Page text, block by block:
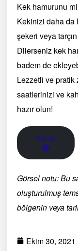
Kek hamurunu
Kekinizi daha da
şekeri veya
Dilerseniz kek
badem de
Lezzetli ve pratik
saatlerinizi ve
hazır olun!
Yazdır
🖨
Görsel notu: Bu
oluşturulmuş
bölgenin veya
Ekim 30, 2021